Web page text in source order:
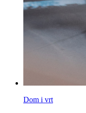
Dom i vrt